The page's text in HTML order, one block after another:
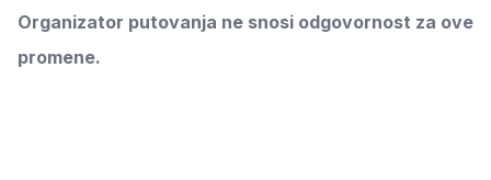
Organizator putovanja ne snosi odgovornost za ove
promene.